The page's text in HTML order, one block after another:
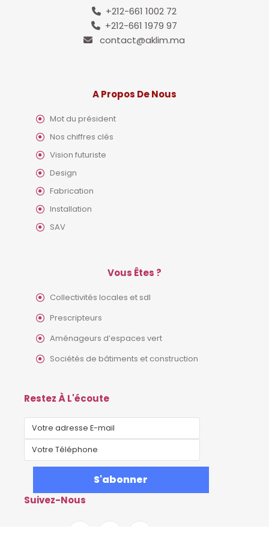
+212-661 1002 72
+212-661 1979 97
contact@aklim.ma
A Propos De Nous
Mot du président
Nos chiffres clés
Vision futuriste
Design
Fabrication
Installation
SAV
Vous Êtes ?
Collectivités locales et sdl
Prescripteurs
Aménageurs d’espaces vert
Sociétés de bâtiments et construction
Restez À L'écoute
Suivez-Nous